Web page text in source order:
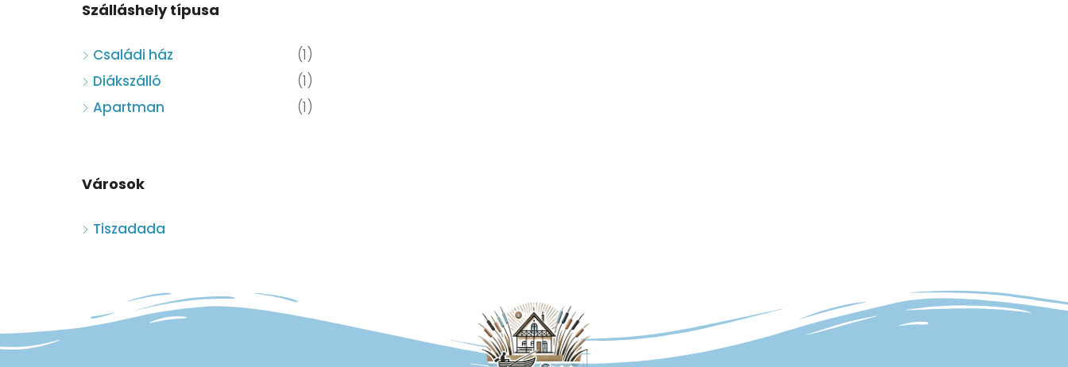
Szálláshely típusa
Családi ház
(1)
Diákszálló
(1)
Apartman
(1)
Városok
Tiszadada